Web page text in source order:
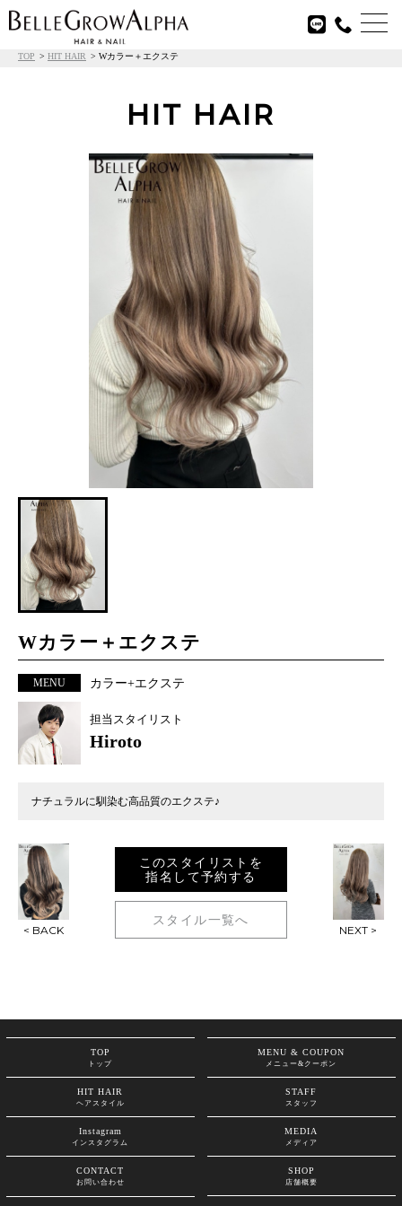

TOP HIT HAIR Wカラー＋エクステ
HIT HAIR
Wカラー＋エクステ
MENU カラー+エクステ
担当スタイリスト
Hiroto
ナチュラルに馴染む高品質のエクステ♪
< BACK
このスタイリストを
指名して予約する
スタイル一覧へ
NEXT >
TOP
トップ
MENU & COUPON
メニュー&クーポン
HIT HAIR
ヘアスタイル
STAFF
スタッフ
Instagram
インスタグラム
MEDIA
メディア
CONTACT
お問い合わせ
SHOP
店舗概要